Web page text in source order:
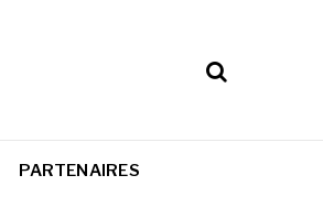
PARTENAIRES